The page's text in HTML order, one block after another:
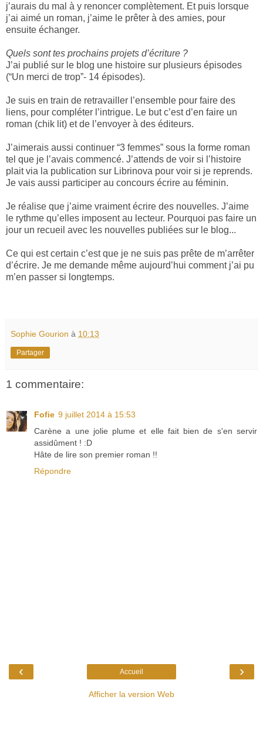
j’aurais du mal à y renoncer complètement. Et puis lorsque
j’ai aimé un roman, j’aime le prêter à des amies, pour
ensuite échanger.
Quels sont tes prochains projets d’écriture ?
J’ai publié sur le blog une histoire sur plusieurs épisodes
(“Un merci de trop”- 14 épisodes).
Je suis en train de retravailler l’ensemble pour faire des
liens, pour compléter l’intrigue. Le but c’est d’en faire un
roman (chik lit) et de l’envoyer à des éditeurs.
J’aimerais aussi continuer “3 femmes” sous la forme roman
tel que je l’avais commencé. J’attends de voir si l’histoire
plait via la publication sur Librinova pour voir si je reprends.
Je vais aussi participer au concours écrire au féminin.
Je réalise que j’aime vraiment écrire des nouvelles. J’aime
le rythme qu’elles imposent au lecteur. Pourquoi pas faire un
jour un recueil avec les nouvelles publiées sur le blog...
Ce qui est certain c’est que je ne suis pas prête de m’arrêter
d’écrire. Je me demande même aujourd’hui comment j’ai pu
m’en passer si longtemps.
Sophie Gourion à 10:13
Partager
1 commentaire:
Fofie 9 juillet 2014 à 15:53
Carène a une jolie plume et elle fait bien de s'en servir
assidûment ! :D
Hâte de lire son premier roman !!
Répondre
‹ ›
Accueil
Afficher la version Web